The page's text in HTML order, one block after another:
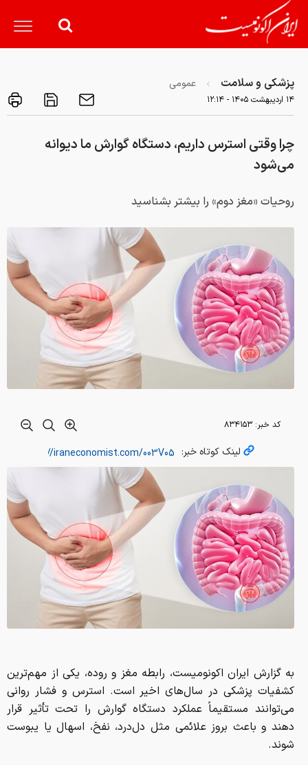
پزشکی و سلامت عمومی
۱۴ ارديبهشت ۱۴۰۵ - ۱۲:۱۴
چرا وقتی استرس داریم، دستگاه گوارش‌ ما دیوانه
می‌شود
روحیات «مغز دوم» را بیشتر بشناسید
کد خبر: ۸۳۴۱۵۳
لینک کوتاه خبر:
به گزارش ایران اکونومیست، رابطه مغز و روده، یکی از مهم‌ترین
کشفیات پزشکی در سال‌های اخیر است. استرس و فشار روانی
می‌توانند مستقیماً عملکرد دستگاه گوارش را تحت تأثیر قرار
دهند و باعث بروز علائمی مثل دل‌درد، نفخ، اسهال یا یبوست
شوند.